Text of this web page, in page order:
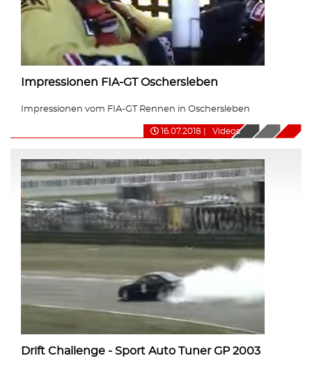
Impressionen FIA-GT Oschersleben
Impressionen vom FIA-GT Rennen in Oschersleben
16.07.2018 Videos
Drift Challenge - Sport Auto Tuner GP 2003